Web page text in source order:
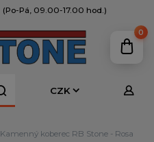
CZK
(Po-Pá, 09.00-17.00 hod.)
0
Kamenný koberec RB Stone - Rosa